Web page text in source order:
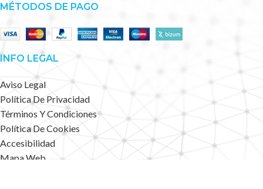
MÉTODOS DE PAGO
INFO LEGAL
Aviso Legal
Política De Privacidad
Términos Y Condiciones
Política De Cookies
Accesibilidad
Mapa Web